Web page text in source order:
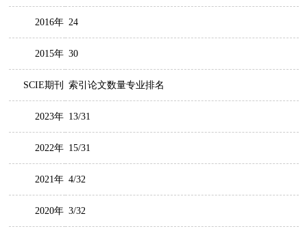
2016年 24
2015年 30
SCIE期刊 索引论文数量专业排名
2023年 13/31
2022年 15/31
2021年 4/32
2020年 3/32